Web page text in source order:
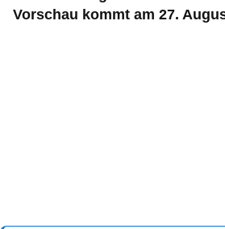
Vorschau kommt am 27.